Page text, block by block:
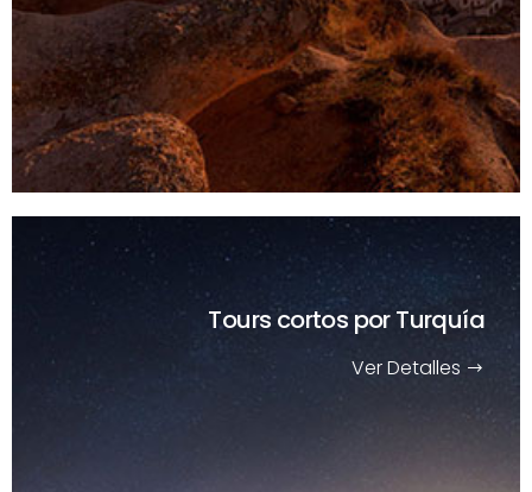
Tours cortos por Turquía
Ver Detalles